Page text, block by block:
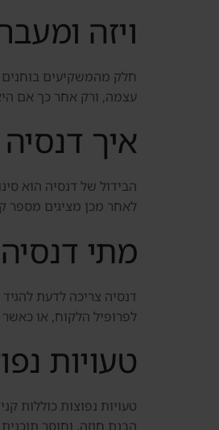
ויזה
עצמה, ורק אחר כך אם
איך
הבידול של דנסיה הוא
לאחר מכן מציגים מספר
מתי
דנסיה צריכה לדעת
לפרופיל הלקוח, או
טעויות
טעויות נפוצות כוללות
הבנת חוזה, וחוסר